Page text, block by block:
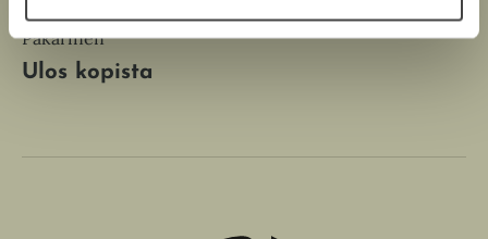
Janne Puhakka, Risto
Pakarinen
Ulos kopista